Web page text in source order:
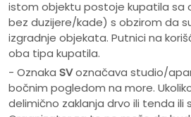
istom objektu postoje kupatila sa
bez duzijere/kade) s obzirom da
izgradnje objekata. Putnici na
oba tipa kupatila.
- Oznaka SVoznačava studio/
bočnim pogledom na more.
delimično zaklanja drvo ili tenda ili